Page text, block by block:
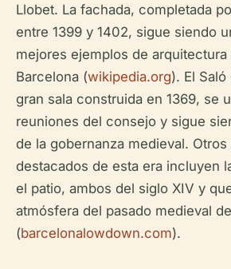
Llobet. La fachada, completada
entre 1399 y 1402, sigue siendo
mejores ejemplos de
Barcelona (wikipedia.org). El
gran sala construida en 1369, se
reuniones del consejo y sigue
de la gobernanza medieval. Otros
destacados de esta era incluyen
el patio, ambos del siglo XIV y
atmósfera del pasado medieval
(barcelonalowdown.com).